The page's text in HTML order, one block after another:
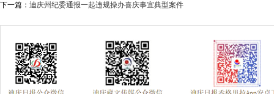
下一篇： 迪庆州纪委通报一起违规操办喜庆事宜典型案件